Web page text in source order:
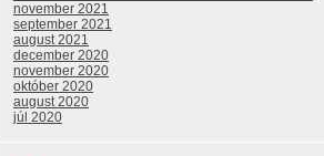
november 2021
september 2021
august 2021
december 2020
november 2020
október 2020
august 2020
júl 2020